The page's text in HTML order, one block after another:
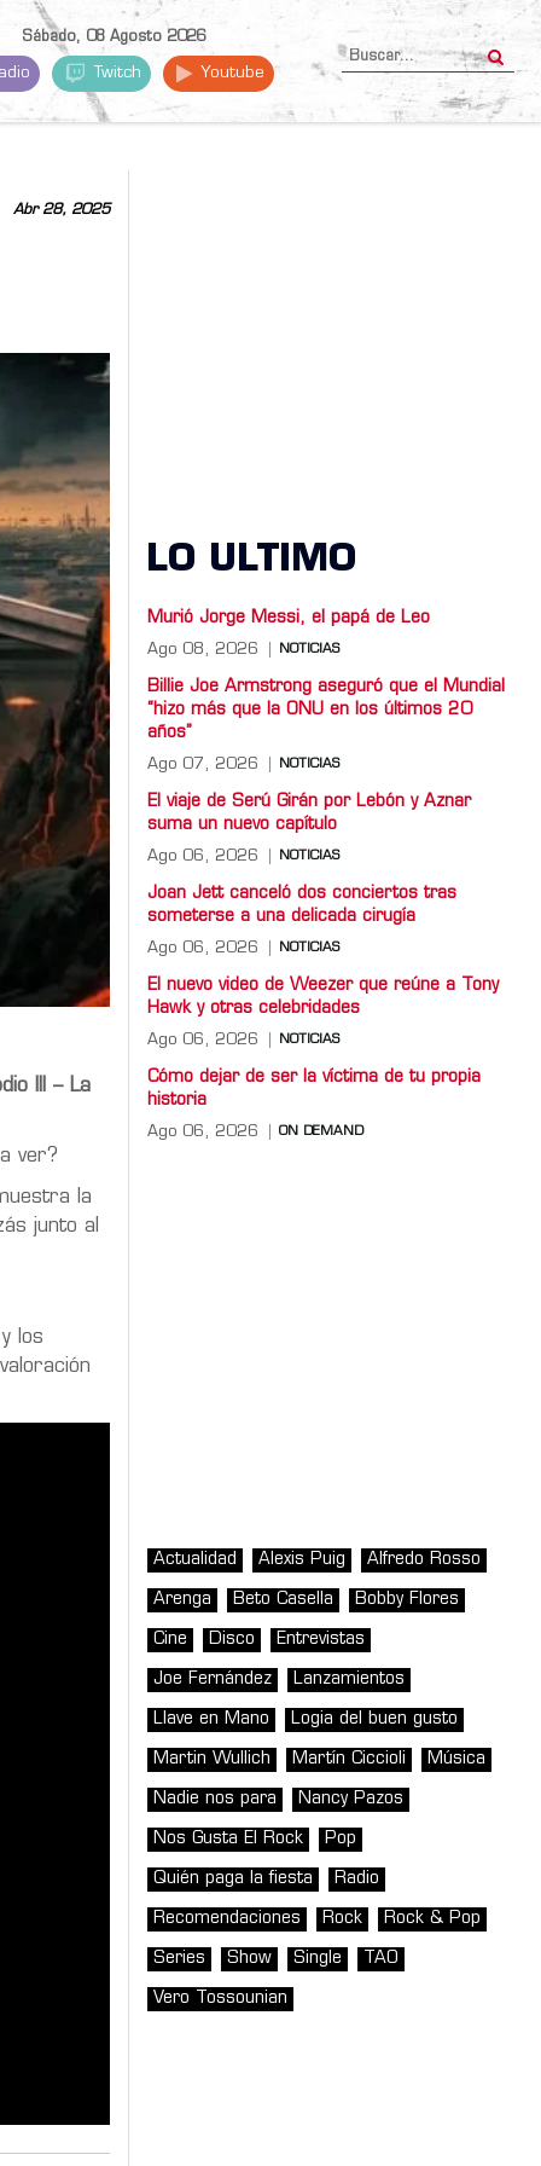
Sábado, 08 Agosto 2026
Twitch Youtube
Abr 28, 2025
III – La
ver?
la
junto al
los
LO ULTIMO
Murió Jorge Messi, el papá de Leo
Ago 08, 2026 NOTICIAS
Billie Joe Armstrong aseguró que el Mundial
“hizo más que la ONU en los últimos 20
años”
Ago 07, 2026 NOTICIAS
El viaje de Serú Girán por Lebón y Aznar
suma un nuevo capítulo
Ago 06, 2026 NOTICIAS
Joan Jett canceló dos conciertos tras
someterse a una delicada cirugía
Ago 06, 2026 NOTICIAS
El nuevo video de Weezer que reúne a Tony
Hawk y otras celebridades
Ago 06, 2026 NOTICIAS
Cómo dejar de ser la víctima de tu propia
historia
Ago 06, 2026 ON DEMAND
Actualidad Alexis Puig Alfredo Rosso
Arenga Beto Casella Bobby Flores
Cine Disco Entrevistas
Joe Fernández Lanzamientos
Llave en Mano Logia del buen gusto
Martin Wullich Martín Ciccioli Música
Nadie nos para Nancy Pazos
Nos Gusta El Rock Pop
Quién paga la fiesta Radio
Recomendaciones Rock Rock & Pop
Series Show Single TAO
Vero Tossounian